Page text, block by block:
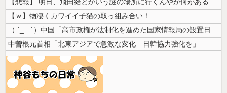
【悲報】 明日、飛田給とかいう謎の場所に行くんやが何があるんや????...
【ｗ】物凄くカワイイ子猫の取っ組み合い！
（ ´_ゝ`）中国「高市政権が法制化を進めた国家情報局の設置日が7月3...
中曽根元首相「北東アジアで急激な変化 日韓協力強化を」